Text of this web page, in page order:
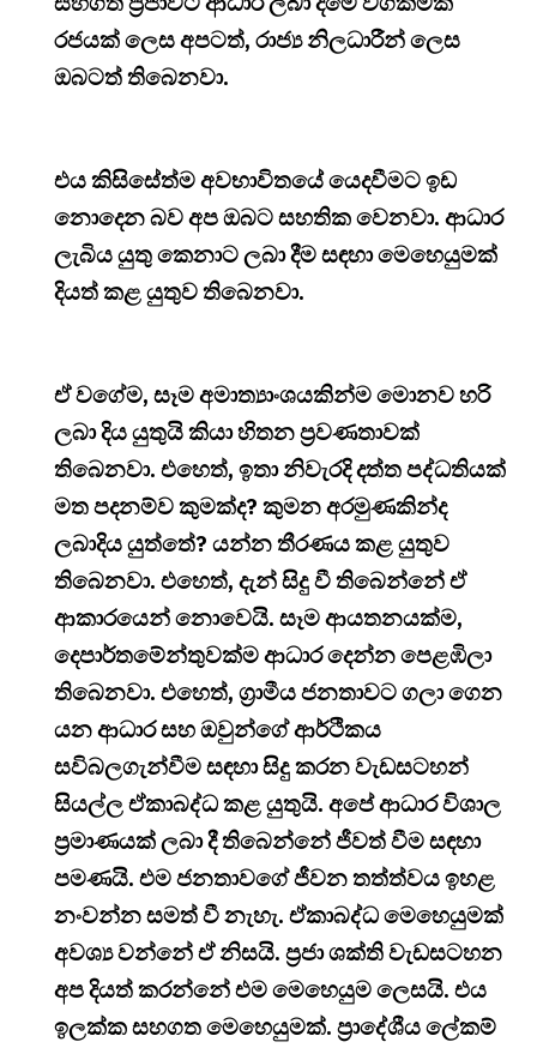
රජයක් ලෙස අපටත්, රාජ්‍ය නිලධාරීන් ලෙස
ඔබටත් තිබෙනවා.
එය කිසිසේත්ම අවභාවිතයේ යෙදවීමට ඉඩ
නොදෙන බව අප ඔබට සහතික වෙනවා. ආධාර
ලැබිය යුතු කෙනාට ලබා දීම සඳහා මෙහෙයුමක්
දියත් කළ යුතුව තිබෙනවා.
ඒ වගේම, සෑම අමාත්‍යාංශයකින්ම මොනව හරි
ලබා දිය යුතුයි කියා හිතන ප්‍රවණතාවක්
තිබෙනවා. එහෙත්, ඉතා නිවැරදි දත්ත පද්ධතියක්
මත පදනම්ව කුමක්ද? කුමන අරමුණකින්ද
ලබාදිය යුත්තේ? යන්න තීරණය කළ යුතුව
තිබෙනවා. එහෙත්, දැන් සිදු වී තිබෙන්නේ ඒ
ආකාරයෙන් නොවෙයි. සෑම ආයතනයක්ම,
දෙපාර්තමේන්තුවක්ම ආධාර දෙන්න පෙළඹිලා
තිබෙනවා. එහෙත්, ග්‍රාමීය ජනතාවට ගලා ගෙන
යන ආධාර සහ ඔවුන්ගේ ආර්ථිකය
සවිබලගැන්වීම සඳහා සිදු කරන වැඩසටහන්
සියල්ල ඒකාබද්ධ කළ යුතුයි. අපේ ආධාර විශාල
ප්‍රමාණයක් ලබා දී තිබෙන්නේ ජීවත් වීම සඳහා
පමණයි. එම ජනතාවගේ ජීවන තත්ත්වය ඉහළ
නංවන්න සමත් වී නැහැ. ඒකාබද්ධ මෙහෙයුමක්
අවශ්‍ය වන්නේ ඒ නිසයි. ප්‍රජා ශක්ති වැඩසටහන
අප දියත් කරන්නේ එම මෙහෙයුම ලෙසයි. එය
ඉලක්ක සහගත මෙහෙයුමක්. ප්‍රාදේශීය ලේකම්